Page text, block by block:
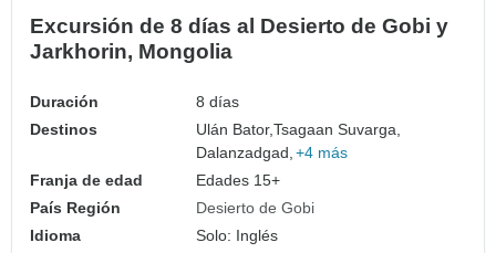
Excursión de 8 días al Desierto de Gobi y
Jarkhorin, Mongolia
Duración
8 días
Destinos
Ulán Bator,Tsagaan Suvarga,
Dalanzadgad, +4 más
Franja de edad
Edades 15+
País Región
Desierto de Gobi
Idioma
Solo: Inglés